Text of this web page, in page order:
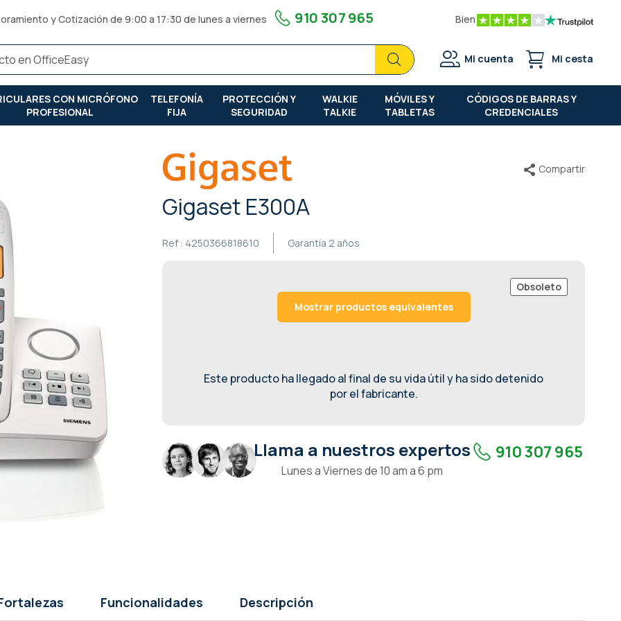
y Cotización de 9:00 a 17:30 de lunes a viernes 910 307 965 Bien
BuscarBuscar
Mi cuenta Mi cesta
CON MICRÓFONO
PROFESIONAL
TELEFONÍA
FIJA
PROTECCIÓN Y
SEGURIDAD
WALKIE
TALKIE
MÓVILES Y
TABLETAS
CÓDIGOS DE BARRAS Y
CREDENCIALES
Gigaset E300A
Garantía 2 años
Ref : 4250366818610
Compartir
Obsoleto
Mostrar productos equivalentes
Este producto ha llegado al final de su vida útil y ha sido detenido
por el fabricante.
Llama a nuestros expertos
Lunes a Viernes de 10 am a 6 pm
910 307 965
Funcionalidades Descripción